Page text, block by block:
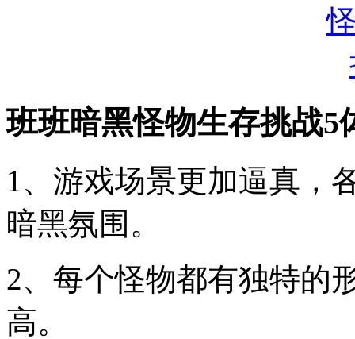
班班暗黑怪物生存挑战5
1、游戏场景更加逼真，
暗黑氛围。
2、每个怪物都有独特的
高。